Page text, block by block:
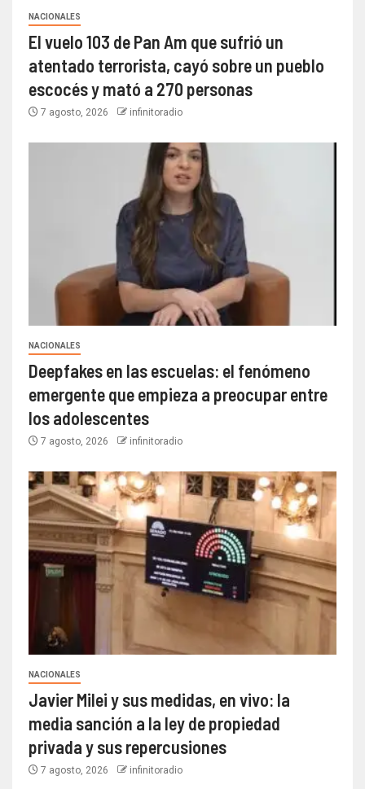
NACIONALES
El vuelo 103 de Pan Am que sufrió un
atentado terrorista, cayó sobre un pueblo
escocés y mató a 270 personas
7 agosto, 2026 infinitoradio
NACIONALES
Deepfakes en las escuelas: el fenómeno
emergente que empieza a preocupar entre
los adolescentes
7 agosto, 2026 infinitoradio
NACIONALES
Javier Milei y sus medidas, en vivo: la
media sanción a la ley de propiedad
privada y sus repercusiones
7 agosto, 2026 infinitoradio